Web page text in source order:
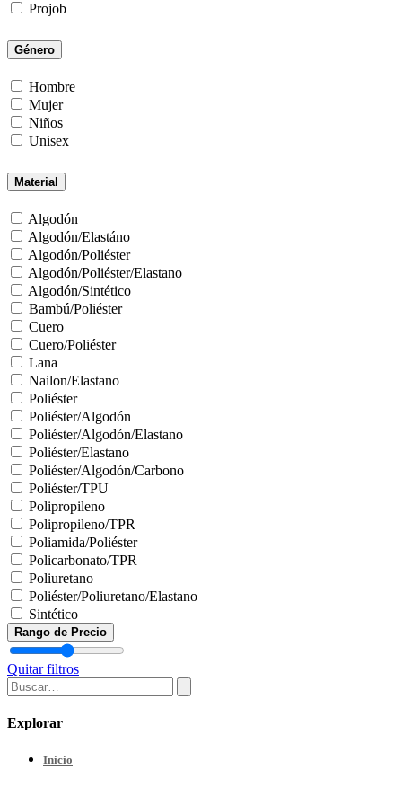
Projob
Género
Hombre
Mujer
Niños
Unisex
Material
Algodón
Algodón/Elastáno
Algodón/Poliéster
Algodón/Poliéster/Elastano
Algodón/Sintético
Bambú/Poliéster
Cuero
Cuero/Poliéster
Lana
Nailon/Elastano
Poliéster
Poliéster/Algodón
Poliéster/Algodón/Elastano
Poliéster/Elastano
Poliéster/Algodón/Carbono
Poliéster/TPU
Polipropileno
Polipropileno/TPR
Poliamida/Poliéster
Policarbonato/TPR
Poliuretano
Poliéster/Poliuretano/Elastano
Sintético
Rango de Precio
Quitar filtros
Explorar
Inicio